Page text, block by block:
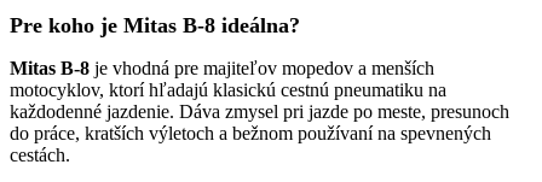
Pre koho je Mitas B-8 ideálna?
Mitas B-8 je vhodná pre majiteľov mopedov a menších
motocyklov, ktorí hľadajú klasickú cestnú pneumatiku na
každodenné jazdenie. Dáva zmysel pri jazde po meste, presunoch
do práce, kratších výletoch a bežnom používaní na spevnených
cestách.